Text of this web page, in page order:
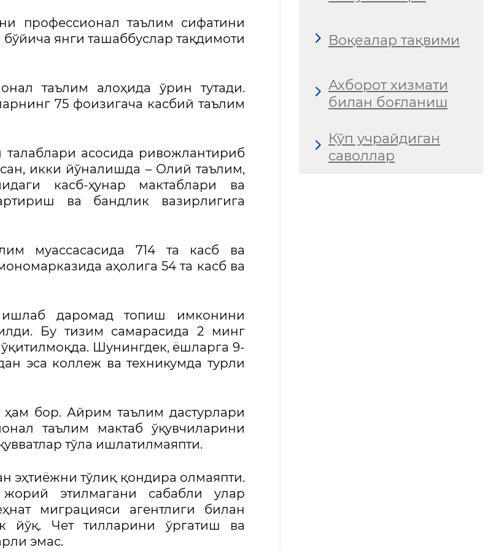
профессионал таълим сифатини
янги ташаббуслар тақдимоти
таълим алоҳида ўрин тутади.
75 фоизигача касбий таълим
асосида ривожлантириб
икки йўналишда – Олий таълим,
касб-ҳунар мактаблари ва
ва бандлик вазирлигига
муассасасида 714 та касб ва
аҳолига 54 та касб ва
даромад топиш имконини
Бу тизим самарасида 2 минг
Шунингдек, ёшларга 9-
эса коллеж ва техникумда турли
бор. Айрим таълим дастурлари
таълим мактаб ўқувчиларини
тўла ишлатилмаяпти.
эҳтиёжни тўлиқ қондира олмаяпти.
этилмагани сабабли улар
миграцияси агентлиги билан
йўқ. Чет тилларини ўргатиш ва
эмас.
Воқеалар тақвими
Ахборот хизмати
билан боғланиш
Кўп учрайдиган
саволлар